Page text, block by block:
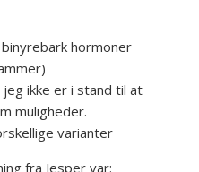
hormoner
ikke er i stand til at
muligheder.
varianter
fra Jesper var: